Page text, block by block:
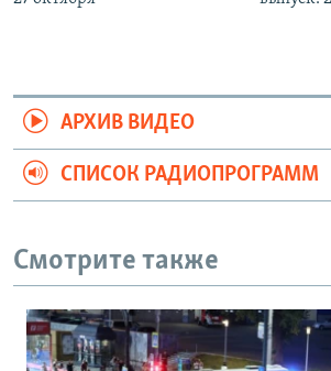
АРХИВ ВИДЕО
СПИСОК РАДИОПРОГРАММ
Смотрите также